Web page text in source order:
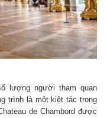
lượng người tham quan
trình là một kiệt tác trong
de Chambord được